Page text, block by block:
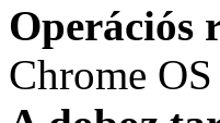
Operációs
Chrome OS